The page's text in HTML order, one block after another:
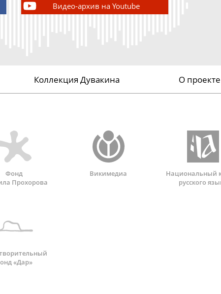
Видео-архив на Youtube
Коллекция Дувакина О проекте
Фонд
Прохорова
Викимедиа
Национальный
русского
«Дар»